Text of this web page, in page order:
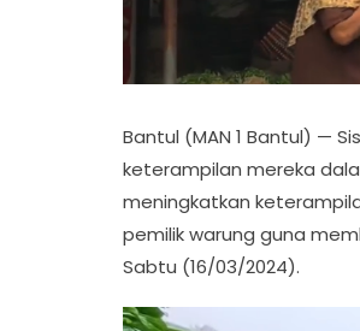
Bantul (MAN 1 Bantul) —
keterampilan mereka
meningkatkan
pemilik warung guna
Sabtu (16/03/2024).